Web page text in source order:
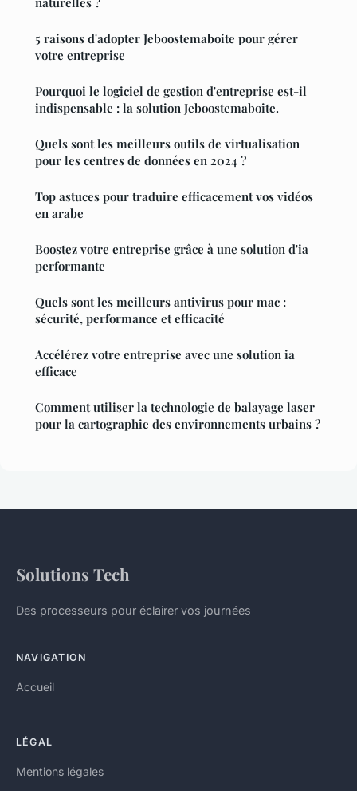
5 raisons d'adopter Jeboostemaboite pour gérer
votre entreprise
Pourquoi le logiciel de gestion d'entreprise est-il
indispensable : la solution Jeboostemaboite.
Quels sont les meilleurs outils de virtualisation
pour les centres de données en 2024 ?
Top astuces pour traduire efficacement vos vidéos
en arabe
Boostez votre entreprise grâce à une solution d'ia
performante
Quels sont les meilleurs antivirus pour mac :
sécurité, performance et efficacité
Accélérez votre entreprise avec une solution ia
efficace
Comment utiliser la technologie de balayage laser
pour la cartographie des environnements urbains ?
Solutions Tech
Des processeurs pour éclairer vos journées
NAVIGATION
Accueil
LÉGAL
Mentions légales